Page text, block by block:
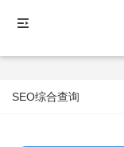
SEO综合查询